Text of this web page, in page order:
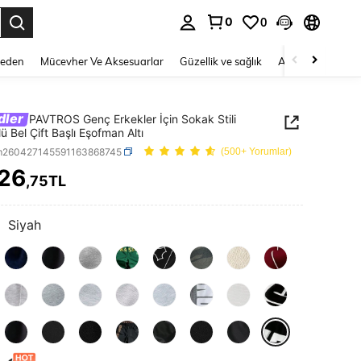
0 0
Mücevher Ve Aksesuarlar Güzellik ve sağlık Ayakkabı
PAVTROS Genç Erkekler İçin Sokak Stili
Bel Çift Başlı Eşofman Altı
(500+ Yorumlar)
AND AVAILABILITY
,75TL
Siyah